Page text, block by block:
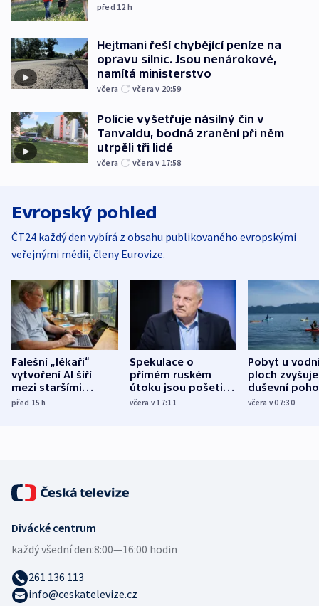
před 12 h
Hejtmani řeší chybějící peníze na
opravu silnic. Jsou nenárokové,
namítá ministerstvo
včera včera v 20:59
Policie vyšetřuje násilný čin v
Tanvaldu, bodná zranění při něm
utrpěli tři lidé
včera včera v 17:58
Evropský pohled
ČT24 každý den vybírá z obsahu publikovaného evropskými
veřejnými médii, členy Eurovize.
Falešní „lékaři“
vytvoření AI šíří
mezi staršími
Poláky nebezpečné
před 15h
Spekulace o
přímém ruském
útoku jsou pošetilé,
míní estonský
včera v 17:11
Pobyt u
ploch zvyšuje
duševní
ukázala
včera v 07:30
Divácké centrum
každý všední den:8:00—16:00 hodin
261 136 113
info@ceskatelevize.cz